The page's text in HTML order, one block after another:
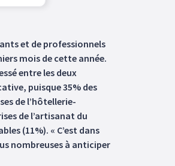
et de professionnels
mois de cette année.
entre les deux
puisque 35% des
de l’hôtellerie-
de l’artisanat du
(11%). « C’est dans
nombreuses à anticiper